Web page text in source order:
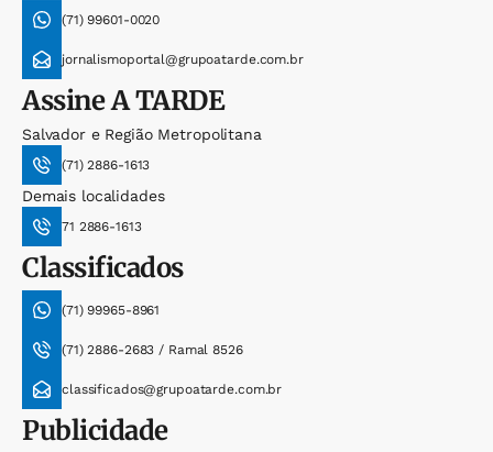
(71) 99601-0020
jornalismoportal@grupoatarde.com.br
AssineA TARDE
Salvador e Região Metropolitana
(71) 2886-1613
Demais localidades
71 2886-1613
Classificados
(71) 99965-8961
(71) 2886-2683 / Ramal 8526
classificados@grupoatarde.com.br
Publicidade